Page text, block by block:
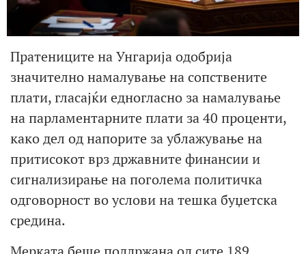
Пратениците на Унгарија одобрија
значително намалување на сопствените
плати, гласајќи едногласно за намалување
на парламентарните плати за 40 проценти,
како дел од напорите за ублажување на
притисокот врз државните финансии и
сигнализирање на поголема политичка
одговорност во услови на тешка буџетска
средина.